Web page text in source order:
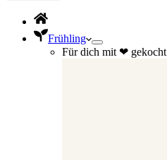
Frühling
Für dich mit ❤ gekocht